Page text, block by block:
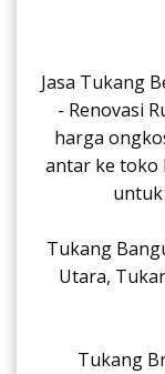
Jasa Tukang
- Renovasi
harga
antar ke toko
Tukang
Utara,
Tukang